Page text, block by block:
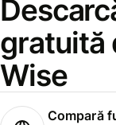
gratuită
Wise
Compară